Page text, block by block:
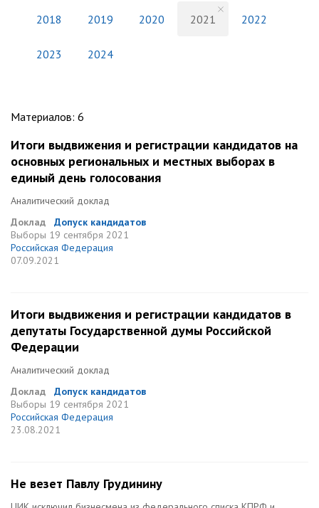
2018 2019 2020 2021 2022
2023 2024
Материалов: 6
Итоги выдвижения и регистрации кандидатов на
основных региональных и местных выборах в
единый день голосования
Аналитический доклад
Доклад
Допуск кандидатов
Выборы 19 сентября 2021
Российская Федерация
07.09.2021
Итоги выдвижения и регистрации кандидатов в
депутаты Государственной думы Российской
Федерации
Аналитический доклад
Доклад
Допуск кандидатов
Выборы 19 сентября 2021
Российская Федерация
23.08.2021
Не везет Павлу Грудинину